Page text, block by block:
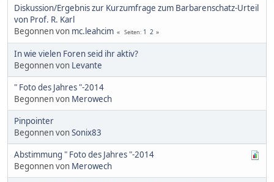
Diskussion/Ergebnis zur Kurzumfrage zum Barbarenschatz-Urteil
von Prof. R. Karl
Begonnen von mc.leahcim Seiten 1 2
In wie vielen Foren seid ihr aktiv?
Begonnen von Levante
" Foto des Jahres "-2014
Begonnen von Merowech
Pinpointer
Begonnen vonSonix83
Abstimmung " Foto des Jahres "-2014
Begonnen von Merowech